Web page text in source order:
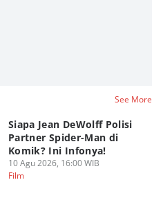
See More
Siapa Jean DeWolff Polisi
Partner Spider-Man di
Komik? Ini Infonya!
10 Agu 2026, 16:00 WIB
Film